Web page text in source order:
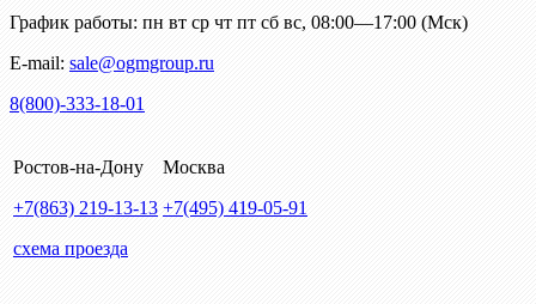
График работы: пн вт ср чт пт сб вс, 08:00—17:00 (Мск)
E-mail: sale@ogmgroup.ru
8(800)-333-18-01
Ростов-на-Дону
+7(863) 219-13-13
схема проезда
Москва
+7(495) 419-05-91